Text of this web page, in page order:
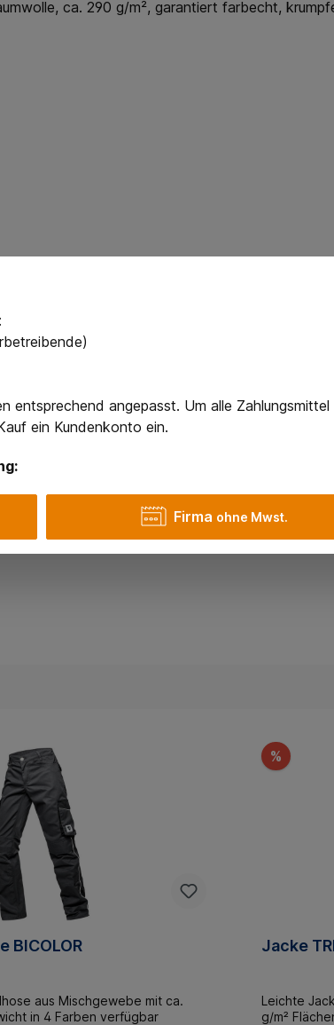
ca. 290 g/m², garantiert farbecht,
Kontaktdaten: +49 2272-409290, info@alpha-
falsche Größe die Schutzwirkung und
dar, insbesondere wenn der Beutel
gemäß unseren Rückgabebedingungen
BICOLOR
aus Mischgewebe mit ca.
in 4 Farben verfügbar
%
Jacke
Leichte
g/m²
entsprechend angepasst. Um alle Zahlungsmittel
ein Kundenkonto ein.
Firma ohne Mwst.